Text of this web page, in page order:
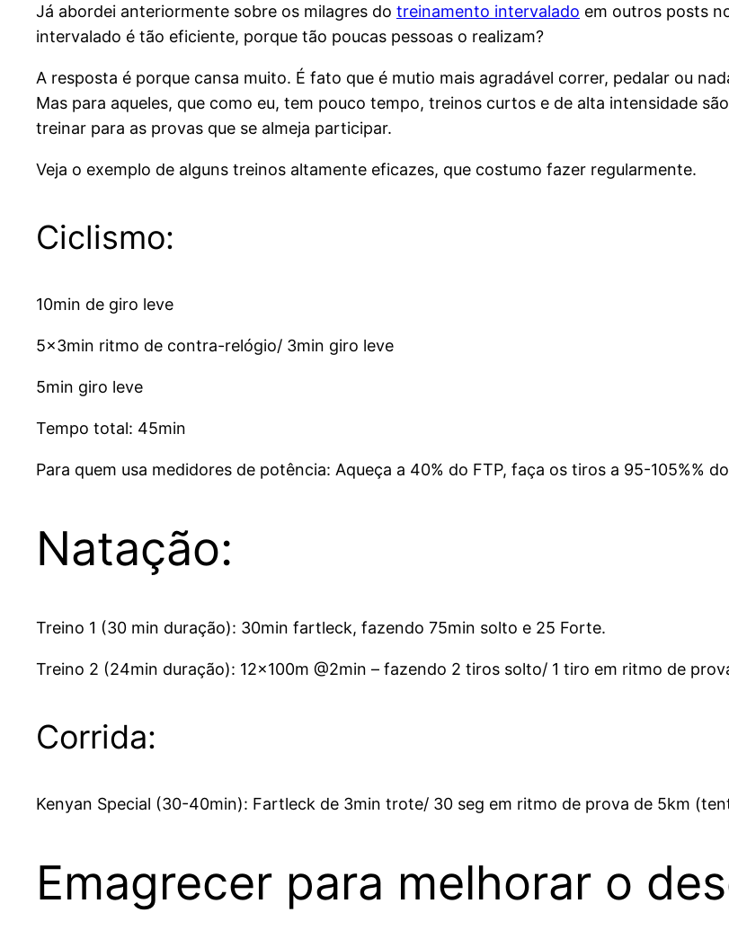
Já abordei anteriormente sobre os milagres do treinamento intervalado em outros posts
intervalado é tão eficiente, porque tão poucas pessoas o realizam?
A resposta é porque cansa muito. É fato que é mutio mais agradável correr, pedalar ou
Mas para aqueles, que como eu, tem pouco tempo, treinos curtos e de alta intensidade
treinar para as provas que se almeja participar.
Veja o exemplo de alguns treinos altamente eficazes, que costumo fazer regularmente.
Ciclismo:
10min de giro leve
5x3min ritmo de contra-relógio/ 3min giro leve
5min giro leve
Tempo total: 45min
Para quem usa medidores de potência: Aqueça a 40% do FTP, faça os tiros a 95-105%%
Natação:
Treino 1 (30 min duração): 30min fartleck, fazendo 75min solto e 25 Forte.
Treino 2 (24min duração): 12x100m @2min – fazendo 2 tiros solto/ 1 tiro em ritmo de
Corrida:
Kenyan Special (30-40min): Fartleck de 3min trote/ 30 seg em ritmo de prova de 5km
Emagrecer para melhorar o